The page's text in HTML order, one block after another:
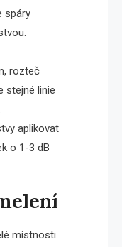
spáry
rozteč
stejné linie
aplikovat
o 1-3 dB
místnosti